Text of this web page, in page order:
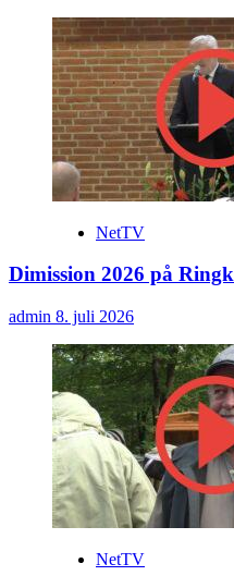
NetTV
Dimission 2026 på
admin 8. juli 2026
NetTV